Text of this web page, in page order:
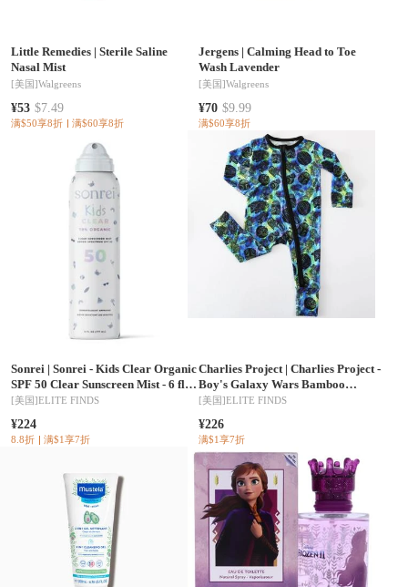
Little Remedies| Sterile Saline
Nasal Mist
[美国]Walgreens
¥53 $7.49
满$50享8折 满$60享8折
Jergens |Calming Head to Toe
Wash Lavender
[美国]Walgreens
¥70 $9.99
满$60享8折
Sonrei | Sonrei - Kids Clear Organic
SPF 50 Clear Sunscreen Mist - 6 fl
oz
[美国]ELITE FINDS
¥224
8.8折 满$1享7折
Charlies Project |Charlies Project -
Boy's Galaxy Wars Bamboo
Romper
[美国]ELITE FINDS
¥226
满$1享7折